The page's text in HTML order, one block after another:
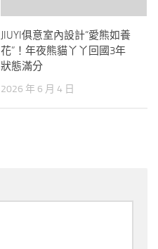
JIUYI俱意室內設計“愛熊如養
花”！年夜熊貓丫丫回國3年
狀態滿分
2026 年 6 月 4 日